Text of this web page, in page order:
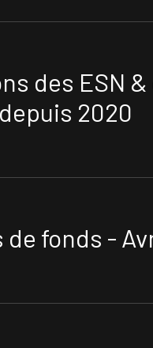
des ESN &
2020
de fonds -